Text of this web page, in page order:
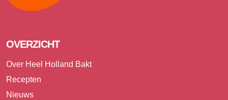
OVERZICHT
Over Heel Holland Bakt
Recepten
Nieuws